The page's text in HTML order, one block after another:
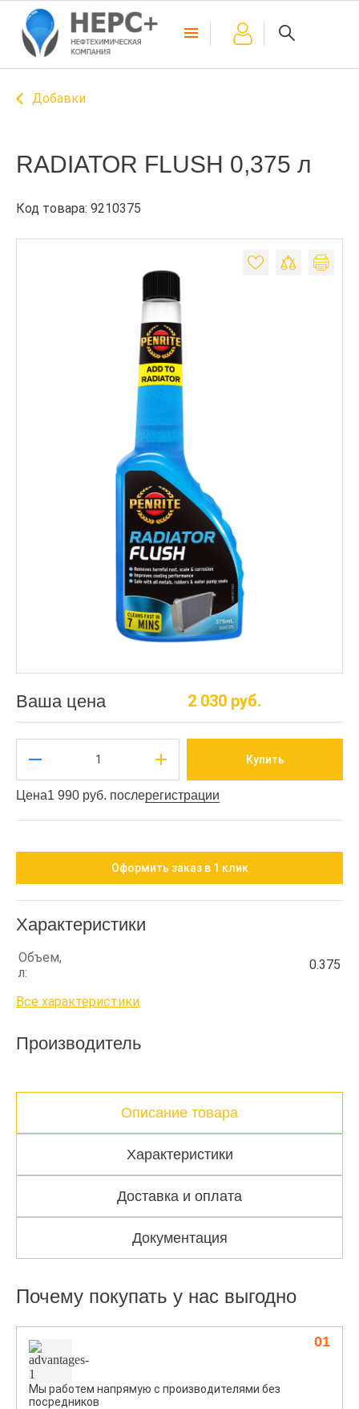
Добавки
RADIATOR FLUSH 0,375 л
Код товара: 9210375
Ваша цена 2 030 руб.
Купить
Цена1 990 руб. послерегистрации
Оформить заказ в 1 клик
Характеристики
Объем,
л:
0.375
Все характеристики
Производитель
Описание товара
Характеристики
Доставка и оплата
Документация
Почему покупать у нас выгодно
Мы работем напрямую с производителями без
посредников
01